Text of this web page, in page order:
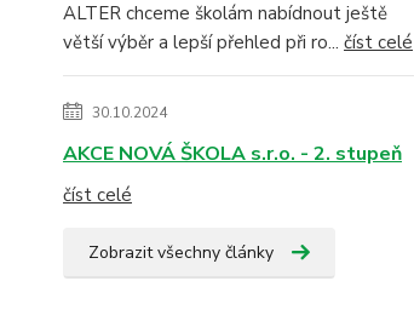
ALTER chceme školám nabídnout ještě
větší výběr a lepší přehled při ro... číst celé
30.10.2024
AKCE NOVÁ ŠKOLA s.r.o. - 2. stupeň
číst celé
Zobrazit všechny články